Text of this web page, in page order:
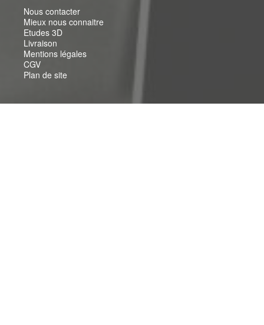
Nous contacter
Mieux nous connaitre
Etudes 3D
Livraison
Mentions légales
CGV
Plan de site